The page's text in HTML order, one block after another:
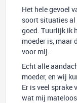
Het hele gevoel
soort situaties al
goed. Tuurlijk ik
moeder is, maar
voor mij.
Echt alle
moeder, en wij
Er is veel
wat mij